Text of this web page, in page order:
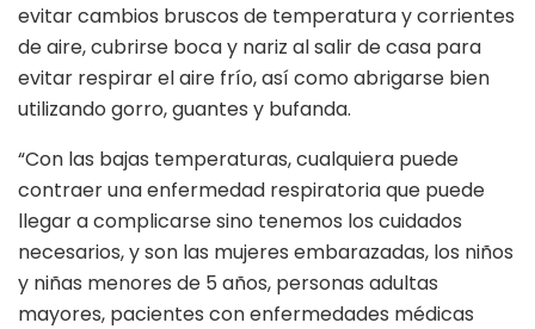
evitar cambios bruscos de temperatura y corrientes
de aire, cubrirse boca y nariz al salir de casa para
evitar respirar el aire frío, así como abrigarse bien
utilizando gorro, guantes y bufanda.
“Con las bajas temperaturas, cualquiera puede
contraer una enfermedad respiratoria que puede
llegar a complicarse sino tenemos los cuidados
necesarios, y son las mujeres embarazadas, los niños
y niñas menores de 5 años, personas adultas
mayores, pacientes con enfermedades médicas